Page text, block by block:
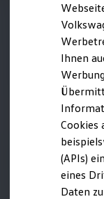
R-
GTI
we
Besitzer und
Service
Ihnen
Cookies
(APIs)
eines
Daten